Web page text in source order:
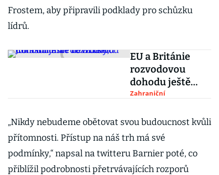
Frostem, aby připravili podklady pro schůzku
lídrů.
EU a Británie
rozvodovou
dohodu ještě
nevzdaly,
Bruselu
Zahraniční
„Nikdy nebudeme obětovat svou budoucnost kvůli
přítomnosti. Přístup na náš trh má své
podmínky,“ napsal na twitteru Barnier poté, co
přiblížil podrobnosti přetrvávajících rozporů